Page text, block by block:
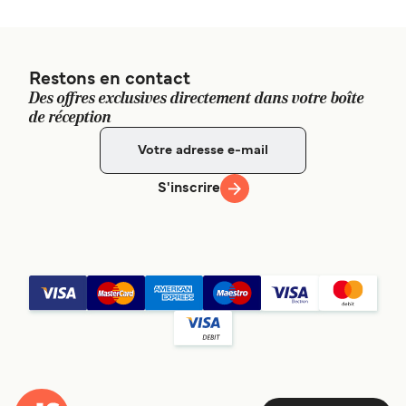
Osaka 595-0074
Restons en contact
Des offres exclusives directement dans votre boîte
de réception
S'inscrire